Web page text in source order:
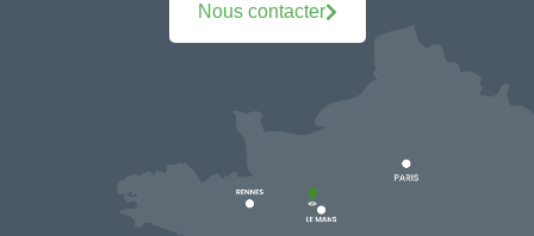
Nous contacter